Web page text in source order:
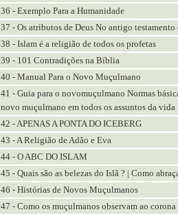
36 - Exemplo Para a Humanidade
37 - Os atributos de Deus No antigo
38 - Islam é a religião de todos os profetas
39 - 101 Contradições na Bíblia
40 - Manual Para o Novo Muçulmano
41 - Guia para o novomuçulmano Normas
novo muçulmano em todos os assuntos da vida
42 - APENAS A PONTA DO ICEBERG
43 - A Religião de Adão e Eva
44 - O ABC DO ISLAM
45 - Quais são as belezas do Islã ? | Como
46 - Histórias de Novos Muçulmanos
47 - Como os muçulmanos observam ao